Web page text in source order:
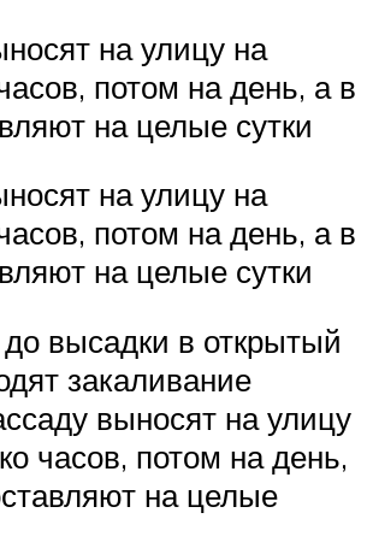
на улицу на
потом на день, а в
на целые сутки
на улицу на
потом на день, а в
на целые сутки
высадки в открытый
закаливание
выносят на улицу
часов, потом на день,
на целые